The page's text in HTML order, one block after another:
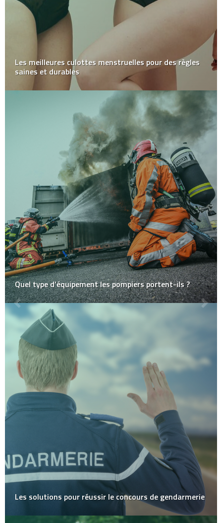
Les meilleures culottes menstruelles pour des règles
saines et durables
Quel type d’équipement les pompiers portent-ils ?
Les solutions pour réussir le concours de gendarmerie